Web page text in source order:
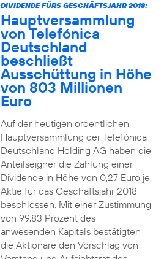
DIVIDENDE FÜRS GESCHÄFTSJAHR 2018:
Hauptversammlung
von Telefónica
Deutschland
beschließt
Ausschüttung in Höhe
von 803 Millionen
Euro
Auf der heutigen ordentlichen
Hauptversammlung der Telefónica
Deutschland Holding AG haben die
Anteilseigner die Zahlung einer
Dividende in Höhe von 0,27 Euro je
Aktie für das Geschäftsjahr 2018
beschlossen. Mit einer Zustimmung
von 99,83 Prozent des
anwesenden Kapitals bestätigten
die Aktionäre den Vorschlag von